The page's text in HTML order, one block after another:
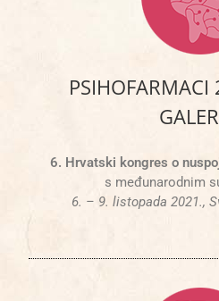
6. Hrvatski kongres o
s međunarodnim
6. – 9. listopada 2021.,